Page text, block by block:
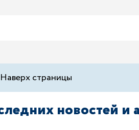
Наверх страницы
новостей и